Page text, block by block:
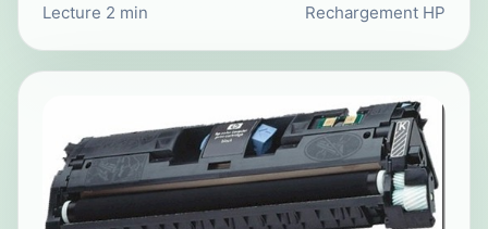
Lecture 2 min Rechargement HP